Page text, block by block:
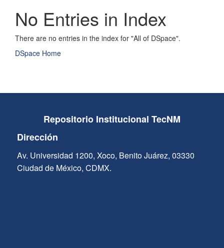
No Entries in Index
There are no entries in the index for "All of DSpace".
DSpace Home
Repositorio Institucional TecNM
Dirección
Av. Universidad 1200, Xoco, Benito Juárez, 03330
Ciudad de México, CDMX.